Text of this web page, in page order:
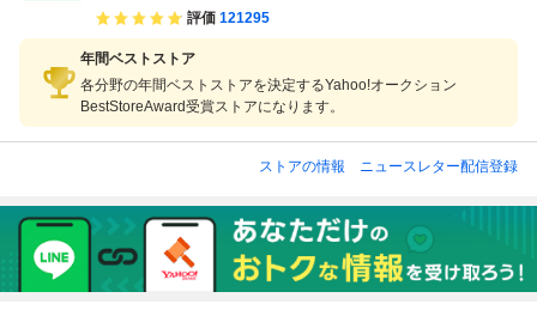
評価 121295
年間ベストストア
各分野の年間ベストストアを決定するYahoo!オークション
BestStoreAward受賞ストアになります。
ストアの情報 ニュースレター配信登録